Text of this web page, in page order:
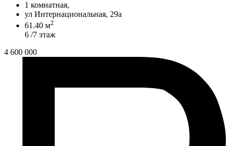
1 комнатная,
ул Интернациональная, 29а
61.40 м2
6 /7 этаж
4 600 000